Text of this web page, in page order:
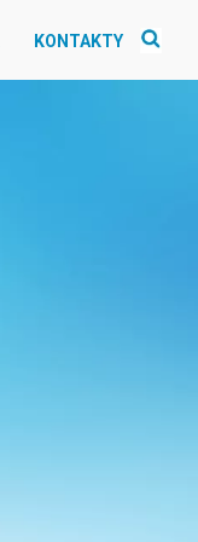
KONTAKTY